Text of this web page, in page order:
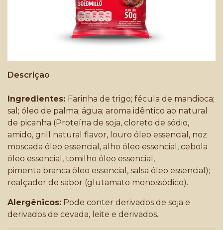
Descrição
Ingredientes: Farinha de trigo; fécula de mandioca;
sal; óleo de palma; água; aroma idêntico ao natural
de picanha (Proteína de soja, cloreto de sódio,
amido, grill natural flavor, louro óleo essencial, noz
moscada óleo essencial, alho óleo essencial, cebola
óleo essencial, tomilho óleo essencial,
pimenta branca óleo essencial, salsa óleo essencial);
realçador de sabor (glutamato monossódico).
Alergênicos: Pode conter derivados de soja e
derivados de cevada, leite e derivados.